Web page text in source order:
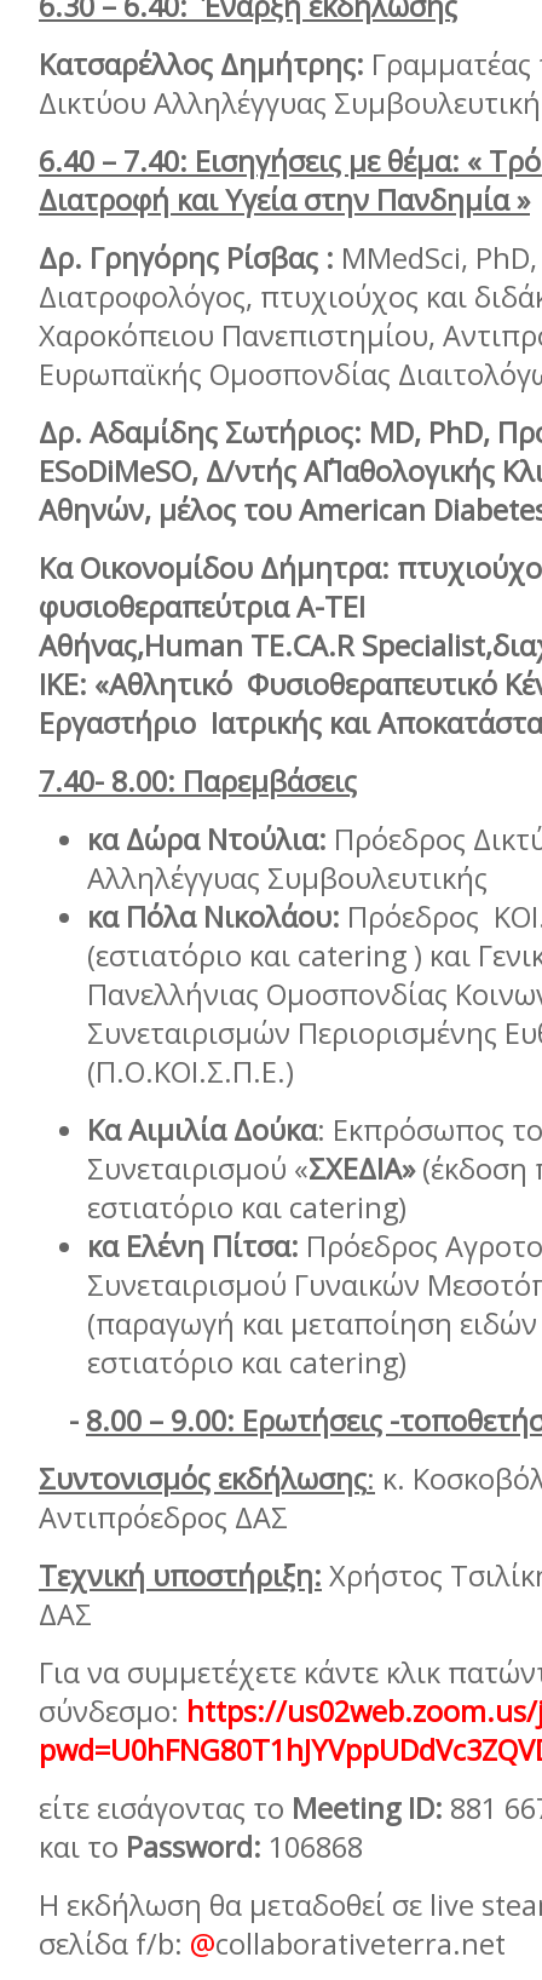
Κατσαρέλλος Δημήτρης:
Δικτύου Αλληλέγγυας
6.40 – 7.40: Εισηγήσεις με θέμα: «
Διατροφή και Υγεία στην Πανδημία »
Δρ. Γρηγόρης Ρίσβας : ΜΜedSci, PhD,
Διατροφολόγος, πτυχιούχος και
Χαροκόπειου Πανεπιστημίου,
Ευρωπαϊκής Ομοσπονδίας
Δρ. Αδαμίδης Σωτήριος: ΜD, PhD,
ESoDiMeSO, Δ/ντής Α΄Παθολογικής
Αθηνών, μέλος του American
Κα Οικονομίδου Δήμητρα:
φυσιοθεραπεύτρια Α-ΤΕΙ
Αθήνας,Human TE.CA.R Specialist
ΙΚΕ: «Αθλητικό Φυσιοθεραπευτικό
Εργαστήριο Ιατρικής και
7.40- 8.00: Παρεμβάσεις
κα Δώρα Ντούλια: Πρόεδρος
Αλληλέγγυας Συμβουλευτικής
κα Πόλα Νικολάου: Πρόεδρος
(εστιατόριο και catering ) και
Πανελλήνιας Ομοσπονδίας
Συνεταιρισμών Περιορισμένης
(Π.Ο.ΚΟΙ.Σ.Π.Ε.)
Κα Αιμιλία Δούκα: Εκπρόσωπος
Συνεταιρισμού «ΣΧΕΔΙΑ»(έκδοση
εστιατόριο και catering)
κα Ελένη Πίτσα: Πρόεδρος
Συνεταιρισμού Γυναικών
(παραγωγή και μεταποίηση
εστιατόριο και catering)
- 8.00 – 9.00: Ερωτήσεις -
Συντονισμός εκδήλωσης: κ.
Αντιπρόεδρος ΔΑΣ
Τεχνική υποστήριξη: Χρήστος
ΔΑΣ
Για να συμμετέχετε κάντε κλικ
σύνδεσμο: https://us02web.zoom.us/
είτε εισάγοντας το Meeting ID: 881
και το Password: 106868
Η εκδήλωση θα μεταδοθεί σε live
σελίδα f/b: @collaborativeterra.net